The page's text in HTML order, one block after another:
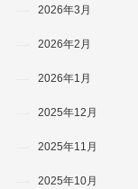
2026年3月
2026年2月
2026年1月
2025年12月
2025年11月
2025年10月